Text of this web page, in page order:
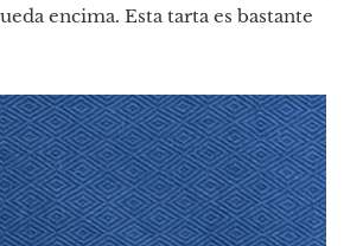
encima. Esta tarta es bastante